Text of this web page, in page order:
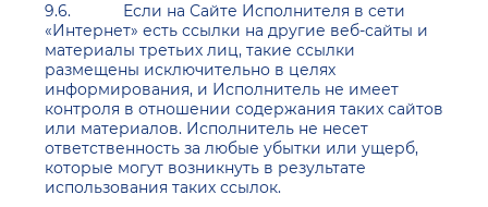
9.6. Если на Сайте Исполнителя в сети
«Интернет» есть ссылки на другие веб-сайты и
материалы третьих лиц, такие ссылки
размещены исключительно в целях
информирования, и Исполнитель не имеет
контроля в отношении содержания таких сайтов
или материалов. Исполнитель не несет
ответственность за любые убытки или ущерб,
которые могут возникнуть в результате
использования таких ссылок.